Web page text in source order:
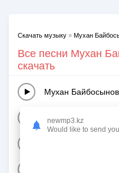
Скачать музыку » Мухан
Все песни Мухан
скачать
Мухан Байбосынов
Мухан Байбосынов
newmp3.kz
Would like to send